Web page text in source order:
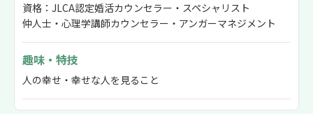
資格：JLCA認定婚活カウンセラー・スペシャリスト
仲人士・心理学講師カウンセラー・アンガーマネジメント
趣味・特技
人の幸せ・幸せな人を見ること